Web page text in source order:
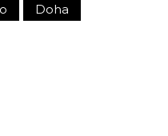
Doha